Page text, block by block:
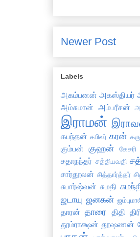
Newer Post
Labels
அகம்பனன் அகஸ்தியர்
அம்சுமான் அம்பரீசன்
இராமன்
கபந்தன் கபிலர் கரன்
கும்பன் குஹன் கேசரி
சதாநந்தர் சத்தியவதி
சார்தூலன் சித்தார்த்தர்
சுபார்ஷ்வன் சுமதி
ஜடாயு ஜனகன்
தாரன் தாரை திதி
தூம்ராக்ஷன் தூஷணன்